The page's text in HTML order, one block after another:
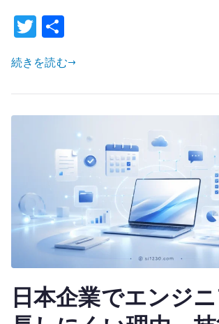
詳
し
い
は
テ
ー
ブ
T
w
it
te
r
続きを読む
日本企業でエンジ